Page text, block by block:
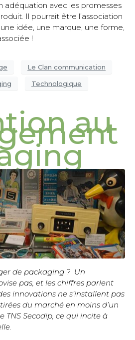
adéquation avec les promesses
Il pourrait être l’association
idée, une marque, une forme,
!
Le Clan communication
Technologique
au
de packaging ? Un
pas, et les chiffres parlent
innovations ne s’installent pas
du marché en moins d’un
TNS Secodip, ce qui incite à